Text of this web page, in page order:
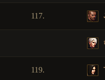
117.
119.